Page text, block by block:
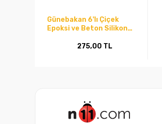
Günebakan 6'lı Çiçek
Epoksi ve Beton Silikon
275,00 TL